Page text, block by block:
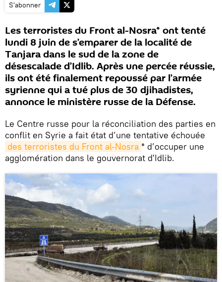
S'abonner
Les terroristes du Front al-Nosra* ont tenté
lundi 8 juin de s’emparer de la localité de
Tanjara dans le sud de la zone de
désescalade d’Idlib. Après une percée réussie,
ils ont été finalement repoussé par l’armée
syrienne qui a tué plus de 30 djihadistes,
annonce le ministère russe de la Défense.
Le Centre russe pour la réconciliation des parties en
conflit en Syrie a fait état d’une tentative échouée
des terroristes du Front al-Nosra * d’occuper une
agglomération dans le gouvernorat d'Idlib.